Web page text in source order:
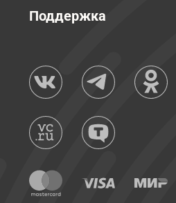
Поддержка